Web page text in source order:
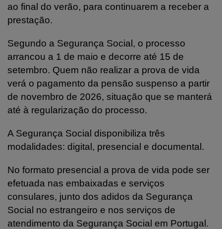
ao final do verão, para continuarem a receber a
prestação.
Segundo a Segurança Social, o processo
arrancou a 1 de maio e decorre até 15 de
setembro. Quem não realizar a prova de vida
verá o pagamento da pensão suspenso a partir
de novembro de 2026, situação que se manterá
até à regularização do processo.
A Segurança Social disponibiliza três
modalidades: digital, presencial e documental.
No formato presencial a prova de vida pode ser
efetuada nas embaixadas e serviços
consulares, junto dos adidos da Segurança
Social no estrangeiro e nos serviços de
atendimento da Segurança Social em Portugal.